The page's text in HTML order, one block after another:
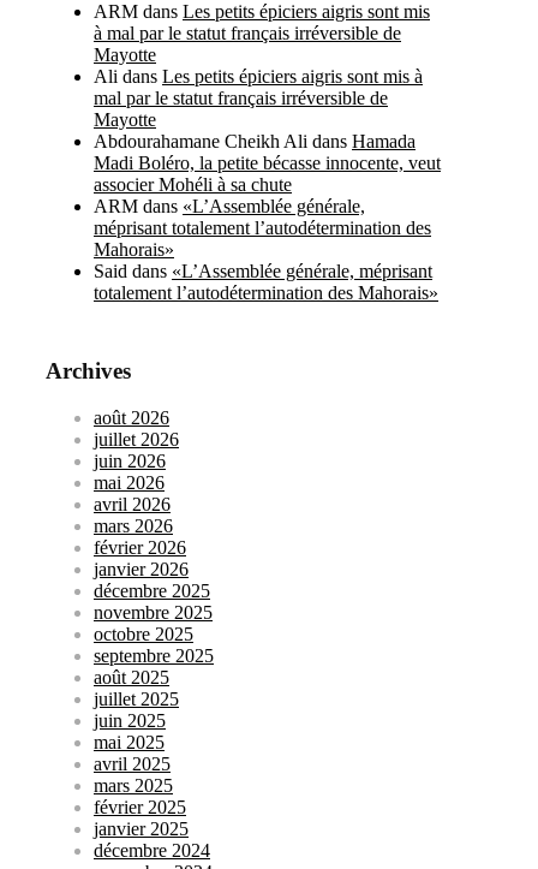
ARM dans Les petits épiciers aigris sont mis
à mal par le statut français irréversible de
Mayotte
Ali dans Les petits épiciers aigris sont mis à
mal par le statut français irréversible de
Mayotte
Abdourahamane Cheikh Ali dans Hamada
Madi Boléro, la petite bécasse innocente, veut
associer Mohéli à sa chute
ARM dans «L’Assemblée générale,
méprisant totalement l’autodétermination des
Mahorais»
Said dans «L’Assemblée générale, méprisant
totalement l’autodétermination des Mahorais»
Archives
août 2026
juillet 2026
juin 2026
mai 2026
avril 2026
mars 2026
février 2026
janvier 2026
décembre 2025
novembre 2025
octobre 2025
septembre 2025
août 2025
juillet 2025
juin 2025
mai 2025
avril 2025
mars 2025
février 2025
janvier 2025
décembre 2024